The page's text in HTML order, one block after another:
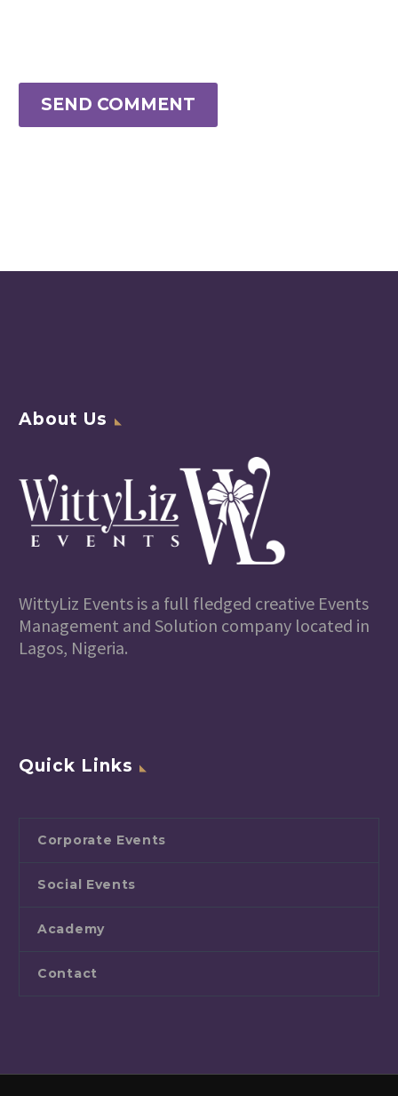
SEND COMMENT
About Us
WittyLiz Events is a full fledged creative Events
Management and Solution company located in
Lagos, Nigeria.
Quick Links
Corporate Events
Social Events
Academy
Contact